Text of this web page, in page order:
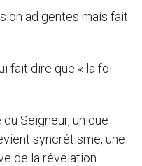
ad gentes mais fait
fait dire que « la foi
Seigneur, unique
syncrétisme, une
de la révélation